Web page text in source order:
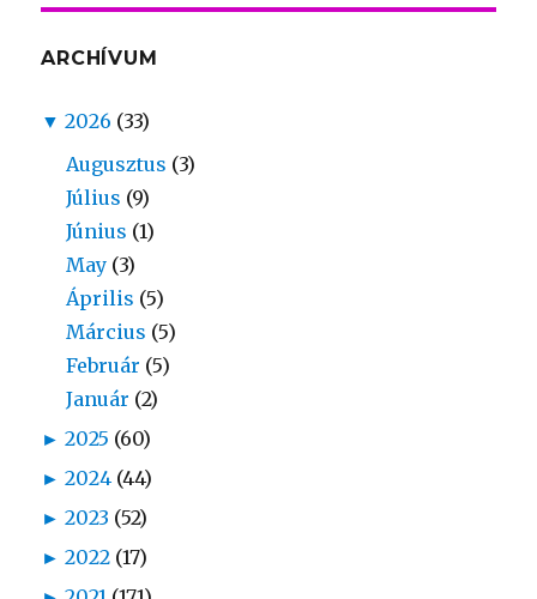
ARCHÍVUM
▼ 2026 (33)
Augusztus (3)
Július (9)
Június (1)
May (3)
Április (5)
Március (5)
Február (5)
Január (2)
► 2025 (60)
► 2024 (44)
► 2023 (52)
► 2022 (17)